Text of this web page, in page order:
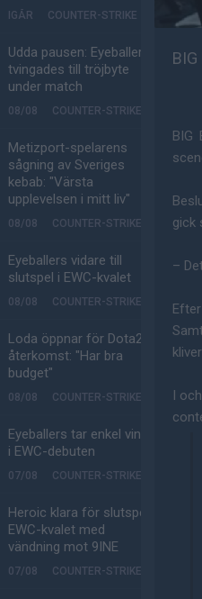
IGÅR COUNTER-STRIKE
Udda pausen: Eyeballers
tvingades till tröjbyte
under match
08/08 COUNTER-STRIKE
Metizport-spelarens
sågning av Sveriges
kebab: "Värsta
upplevelsen i mitt liv"
08/08 COUNTER-STRIKE
Eyeballers vidare till
slutspel i EWC-kvalet
08/08 COUNTER-STRIKE
Loda öppnar för Dota2-
återkomst: "Har bra
budget"
08/08 COUNTER-STRIKE
Eyeballers tar enkel vinst
i EWC-debuten
07/08 COUNTER-STRIKE
Heroic klara för slutspel i
EWC-kvalet med
vändning mot 9INE
07/08 COUNTER-STRIKE
BIG
gick
–
I